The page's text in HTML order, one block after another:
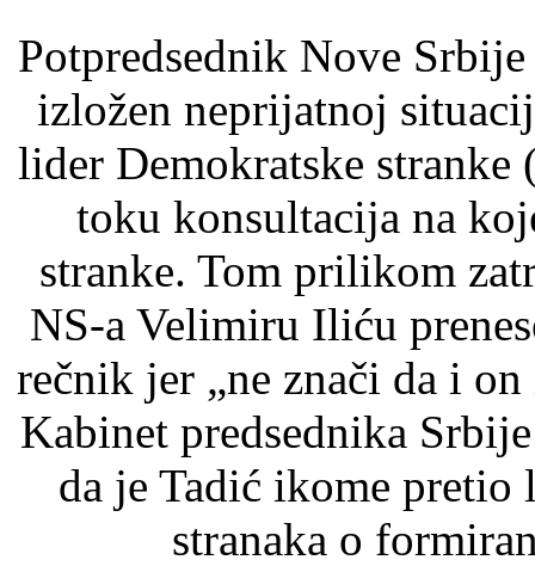
Potpredsednik Nove
izložen neprijatnoj
lider Demokratske
toku konsultacija na
stranke. Tom prilikom
NS-a Velimiru Iliću
rečnik jer „ne znači da i
Kabinet predsednika
da je Tadić ikome
stranaka o